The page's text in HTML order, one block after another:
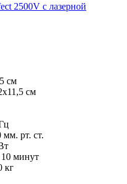
2500V с лазерной
см
см
мм. рт. ст.
минут
кг